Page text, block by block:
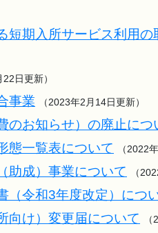
短期入所サービス利用の
22日更新）
事業 （2023年2月14日更新）
のお知らせ）の廃止につ
態一覧表について （2022
助成）事業について （
（令和3年度改定）につ
向け）変更届について